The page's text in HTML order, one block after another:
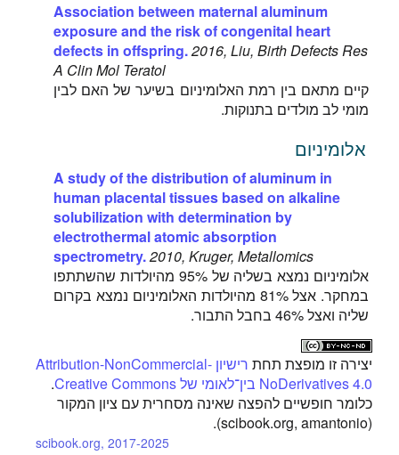
Association between maternal aluminum
exposure and the risk of congenital heart
defects in offspring.2016, Liu, Birth Defects Res
A Clin Mol Teratol
קיים מתאם בין רמת האלומיניום בשיער של האם לבין
מומי לב מולדים בתנוקות.
אלומיניום
A study of the distribution of aluminum in
human placental tissues based on alkaline
solubilization with determination by
electrothermal atomic absorption
spectrometry.2010, Kruger, Metallomics
אלומיניום נמצא בשליה של 95% מהיולדות שהשתתפו
במחקר. אצל 81% מהיולדות האלומיניום נמצא בקרום
שליה ואצל 46% בחבל התבור.
יצירה זו מופצת תחת
רישיון Attribution-NonCommercial-
NoDerivatives 4.0 בין־לאומי של Creative Commons
.
כלומר חופשיים להפצה שאינה מסחרית עם ציון המקור
(scibook.org, amantonio).
scibook.org, 2017-2025